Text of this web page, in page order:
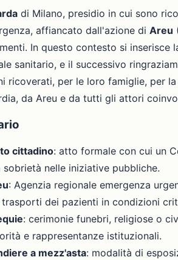
di Milano, presidio in cui sono
affiancato dall'azione di Areu
In questo contesto si inserisce
sanitario, e il successivo
ricoverati, per le loro famiglie, per
da Areu e da tutti gli attori
cittadino: atto formale con cui un
sobrietà nelle iniziative pubbliche.
: Agenzia regionale emergenza
dei pazienti in condizioni
: cerimonie funebri, religiose o
e rappresentanze istituzionali.
a mezz'asta: modalità di